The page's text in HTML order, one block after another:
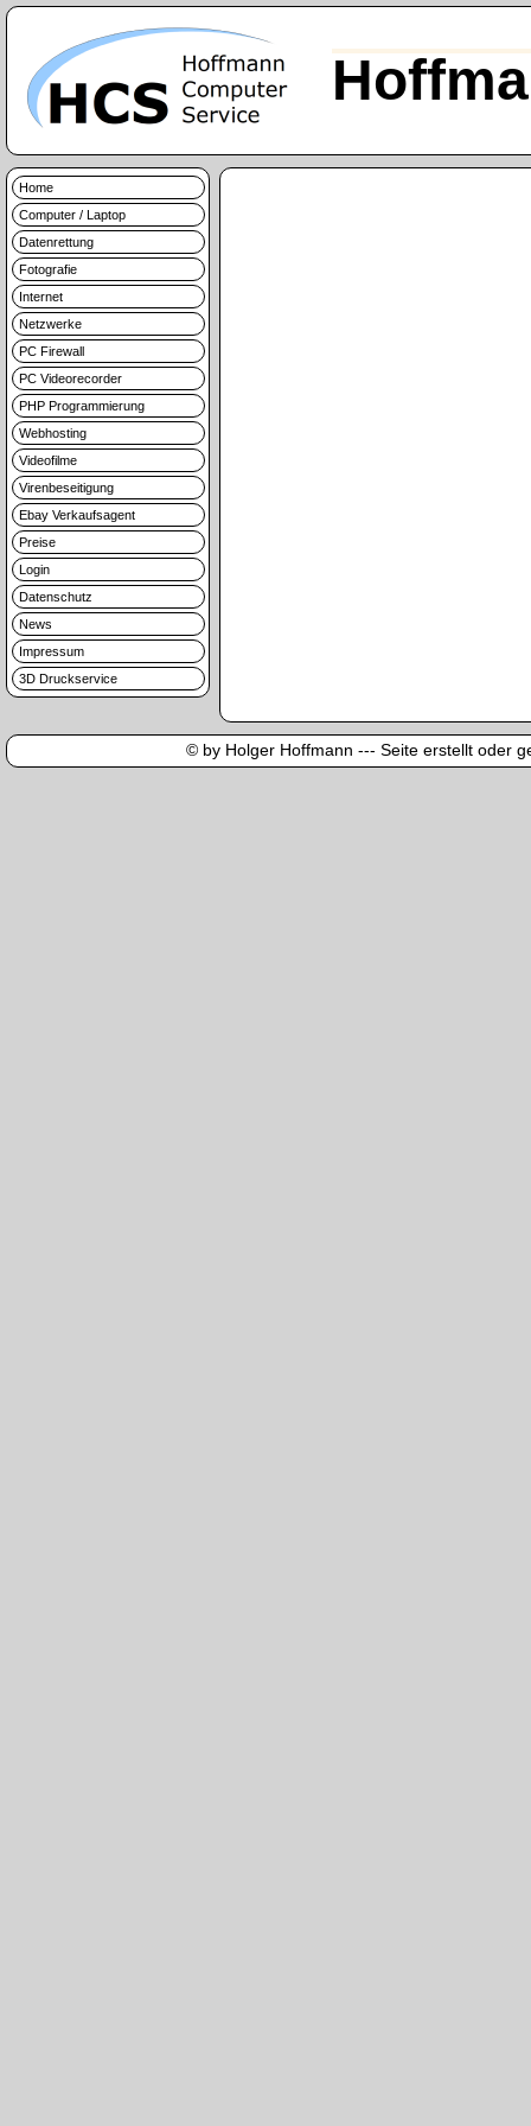
Home
Computer / Laptop
Datenrettung
Fotografie
Internet
Netzwerke
PC Firewall
PC Videorecorder
PHP Programmierung
Webhosting
Videofilme
Virenbeseitigung
Ebay Verkaufsagent
Preise
Login
Datenschutz
News
Impressum
3D Druckservice
© by Holger Hoffmann --- Seite erstellt oder